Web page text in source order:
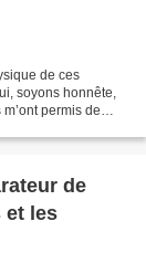
de ces
soyons honnête,
permis de
de
et les